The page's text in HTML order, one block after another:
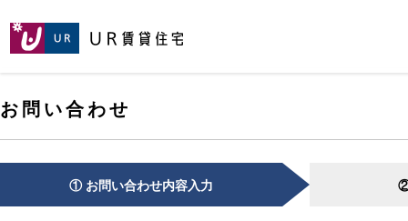
[こ
ヘ
ッ
ダ
お問い合わせ
[こ
か
文
す。]
か
イ
コ
ツ
① お問い合わせ内容入力 ②
ペ
先
頭
へ